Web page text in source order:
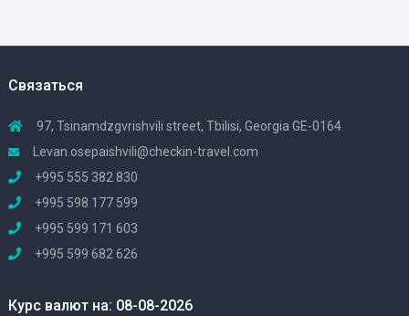
Связаться
97, Tsinamdzgvrishvili street, Tbilisi, Georgia GE-0164
Levan.osepaishvili@checkin-travel.com
+995 555 382 830
+995 598 177 599
+995 599 171 603
+995 599 682 626
Курс валют на: 08-08-2026